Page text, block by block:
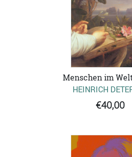
Menschen im
HEINRICH
€40,00